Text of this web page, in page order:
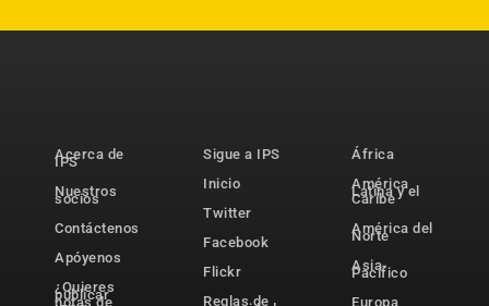
Acerca de
IPS
Nuestros
socios
Contáctenos
Apóyenos
¿Quieres
publicar
notas de
Sigue a IPS
Inicio
Twitter
Facebook
Flickr
Reglas de
África
América
Latina y el
Caribe
América del
Norte
Asia-
Pacífico
Europa